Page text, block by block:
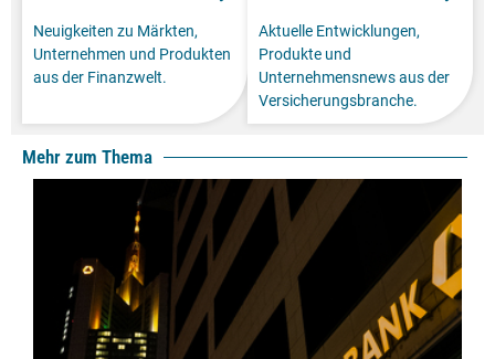
Neuigkeiten zu Märkten,
Unternehmen und Produkten
aus der Finanzwelt.
Aktuelle Entwicklungen,
Produkte und
Unternehmensnews aus der
Versicherungsbranche.
Mehr zum Thema